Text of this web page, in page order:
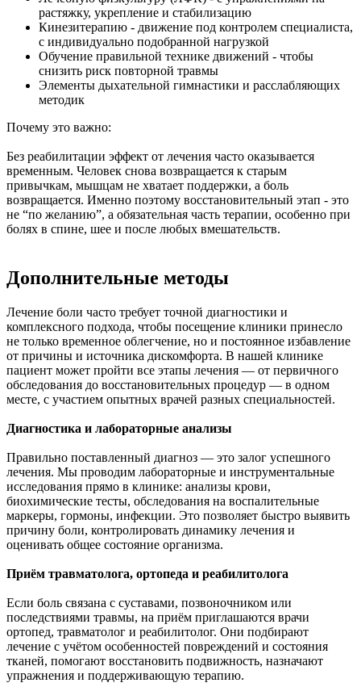
растяжку, укрепление и стабилизацию
Кинезитерапию - движение под контролем специалиста,
с индивидуально подобранной нагрузкой
Обучение правильной технике движений - чтобы
снизить риск повторной травмы
Элементы дыхательной гимнастики и расслабляющих
методик
Почему это важно:
Без реабилитации эффект от лечения часто оказывается
временным. Человек снова возвращается к старым
привычкам, мышцам не хватает поддержки, а боль
возвращается. Именно поэтому восстановительный этап - это
не “по желанию”, а обязательная часть терапии, особенно при
болях в спине, шее и после любых вмешательств.
Дополнительные методы
Лечение боли часто требует точной диагностики и
комплексного подхода, чтобы посещение клиники принесло
не только временное облегчение, но и постоянное избавление
от причины и источника дискомфорта. В нашей клинике
пациент может пройти все этапы лечения — от первичного
обследования до восстановительных процедур — в одном
месте, с участием опытных врачей разных специальностей.
Диагностика и лабораторные анализы
Правильно поставленный диагноз — это залог успешного
лечения. Мы проводим лабораторные и инструментальные
исследования прямо в клинике: анализы крови,
биохимические тесты, обследования на воспалительные
маркеры, гормоны, инфекции. Это позволяет быстро выявить
причину боли, контролировать динамику лечения и
оценивать общее состояние организма.
Приём травматолога, ортопеда и реабилитолога
Если боль связана с суставами, позвоночником или
последствиями травмы, на приём приглашаются врачи
ортопед, травматолог и реабилитолог. Они подбирают
лечение с учётом особенностей повреждений и состояния
тканей, помогают восстановить подвижность, назначают
упражнения и поддерживающую терапию.